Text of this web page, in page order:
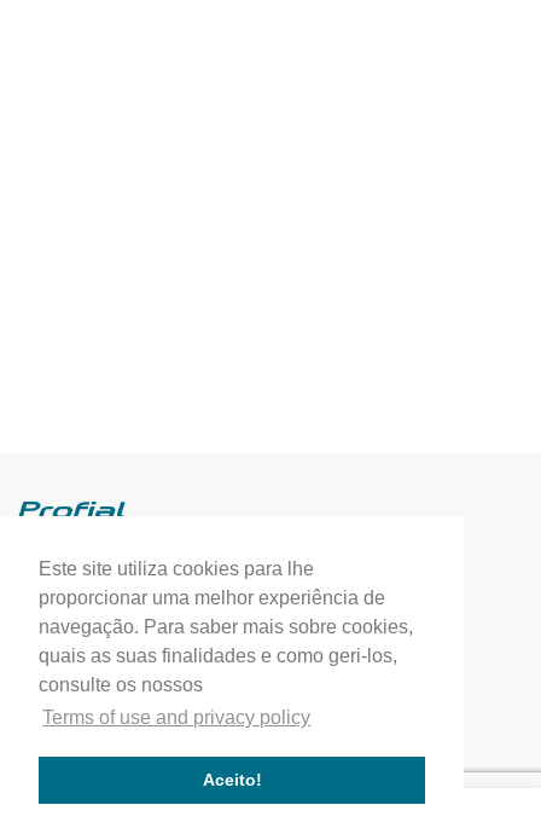
Este site utiliza cookies para lhe
proporcionar uma melhor experiência de
navegação. Para saber mais sobre cookies,
quais as suas finalidades e como geri-los,
consulte os nossos
Terms of use and privacy policy
Aceito!
Profial, Profissionais de Alumínio, S.A.
(+351) 249 549 090
correio.geral@profial.pt
Home